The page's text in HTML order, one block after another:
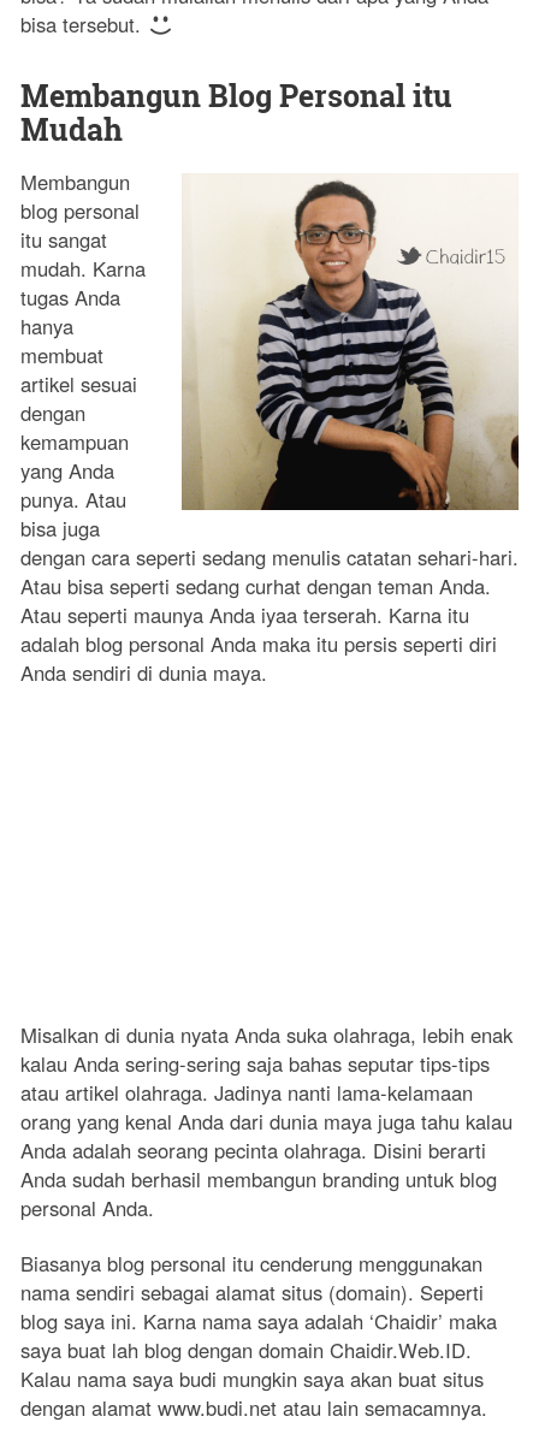
bisa tersebut.
Membangun Blog Personal itu
Mudah
Membangun
blog personal
itu sangat
mudah. Karna
tugas Anda
hanya
membuat
artikel sesuai
dengan
kemampuan
yang Anda
punya. Atau
bisa juga
dengan cara seperti sedang menulis catatan sehari-hari.
Atau bisa seperti sedang curhat dengan teman Anda.
Atau seperti maunya Anda iyaa terserah. Karna itu
adalah blog personal Anda maka itu persis seperti diri
Anda sendiri di dunia maya.
Misalkan di dunia nyata Anda suka olahraga, lebih enak
kalau Anda sering-sering saja bahas seputar tips-tips
atau artikel olahraga. Jadinya nanti lama-kelamaan
orang yang kenal Anda dari dunia maya juga tahu kalau
Anda adalah seorang pecinta olahraga. Disini berarti
Anda sudah berhasil membangun branding untuk blog
personal Anda.
Biasanya blog personal itu cenderung menggunakan
nama sendiri sebagai alamat situs (domain). Seperti
blog saya ini. Karna nama saya adalah ‘Chaidir’ maka
saya buat lah blog dengan domain Chaidir.Web.ID.
Kalau nama saya budi mungkin saya akan buat situs
dengan alamat www.budi.net atau lain semacamnya.